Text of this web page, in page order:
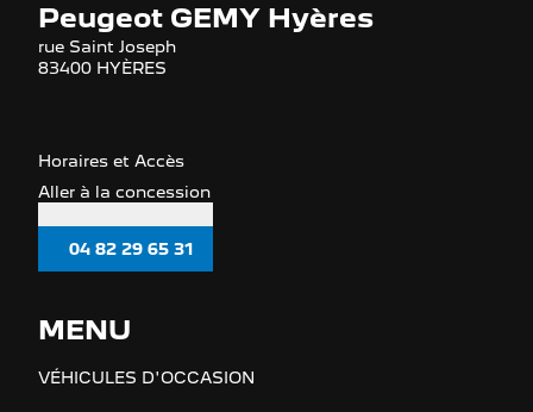
Peugeot GEMY Hyères
rue Saint Joseph
83400 HYÈRES
Horaires et Accès
Aller à la concession
04 82 29 65 31
MENU
VÉHICULES D'OCCASION